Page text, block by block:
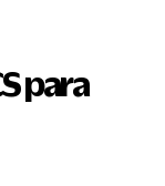
para